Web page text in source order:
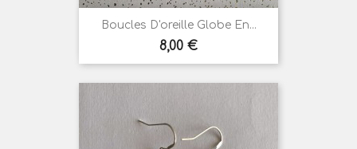
Boucles D'oreille Globe En...
Prix
8,00 €